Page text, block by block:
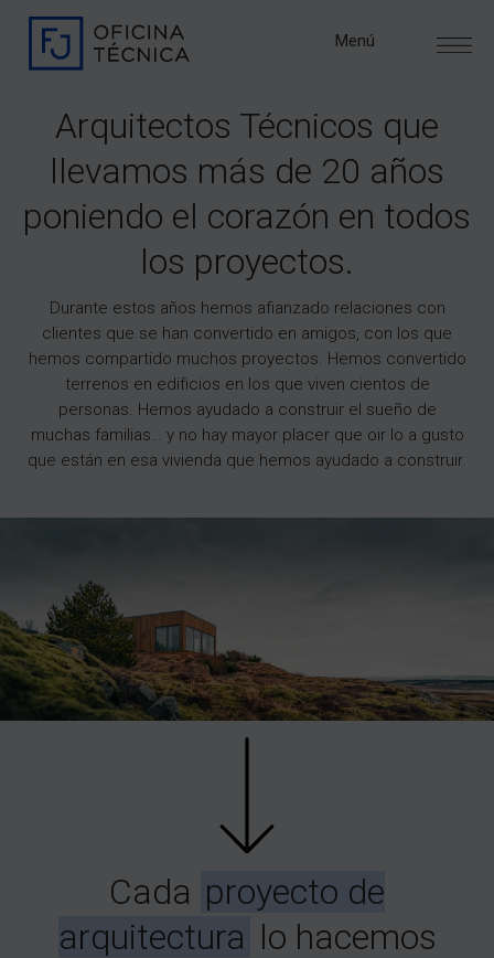
Menú
Arquitectos Técnicos que
llevamos más de 20 años
poniendo el corazón en todos
los proyectos.
Durante estos años hemos afianzado relaciones con
clientes que se han convertido en amigos, con los que
hemos compartido muchos proyectos. Hemos convertido
terrenos en edificios en los que viven cientos de
personas. Hemos ayudado a construir el sueño de
muchas familias… y no hay mayor placer que oir lo a gusto
que están en esa vivienda que hemos ayudado a construir.
Cada proyecto de
arquitectura lo hacemos